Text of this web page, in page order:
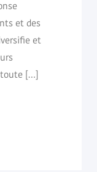
et des
et
[…]